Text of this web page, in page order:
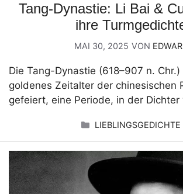
Tang-Dynastie: Li Bai &
ihre
MAI 30, 2025 VON
Die Tang-Dynastie (618–907 n.
goldenes Zeitalter der chinesischen
gefeiert, eine Periode, in der Dichter
KATEGORIEN
LIEBLINGSGEDICHTE